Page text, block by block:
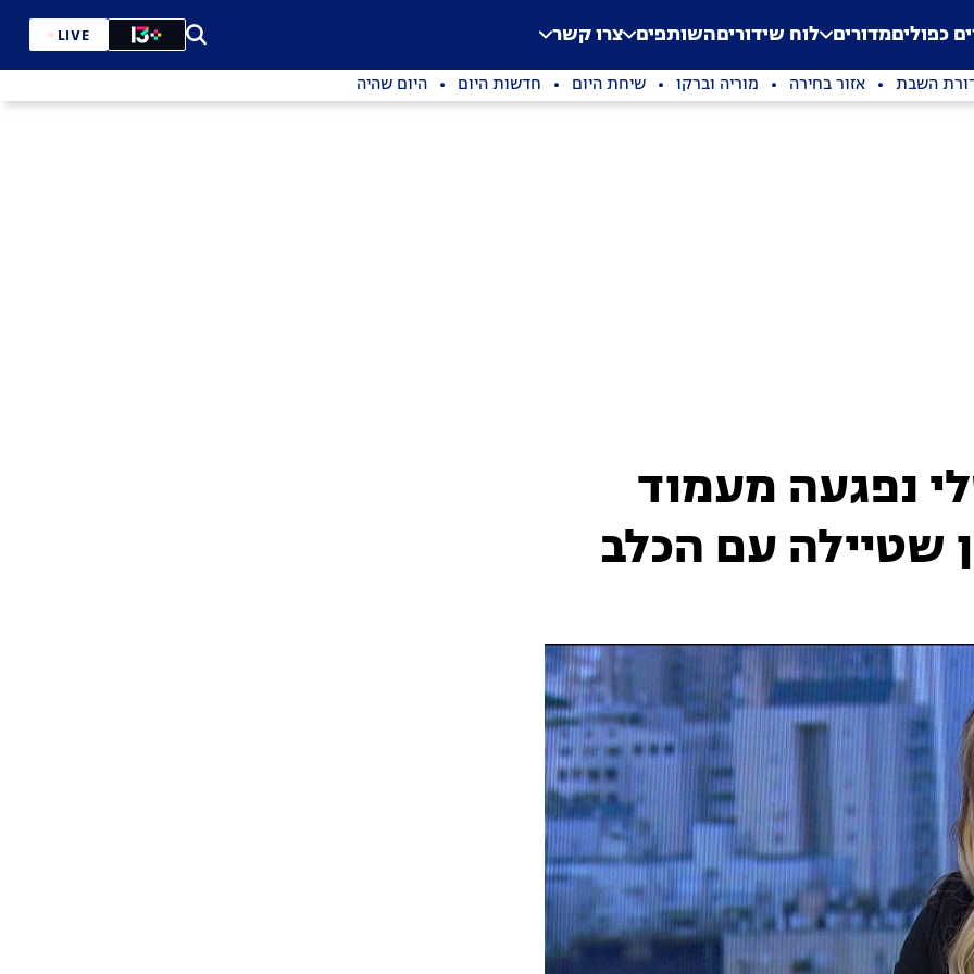
Application error: a
. כפוליםמדורים לוח שידוריםהשותפים צרו קשר LIVE
השבת אזור בחירה מוריה וברקו שיחת היום חדשות היום היום שהיה
נפגעה מעמוד
שטיילה עם הכלב